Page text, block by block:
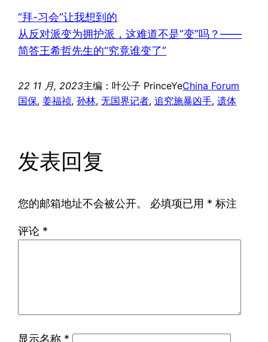
“拜-习会”让我想到的
从反对派变为拥护派，这难道不是“变”吗？——
简答王希哲先生的“究竟谁变了”
22 11 月, 2023主编：叶公子 PrinceYeChina Forum
国保, 姜福祯, 孙林, 无国界记者, 追究施暴凶手, 遗体
发表回复
您的邮箱地址不会被公开。 必填项已用 * 标注
评论 *
显示名称 *